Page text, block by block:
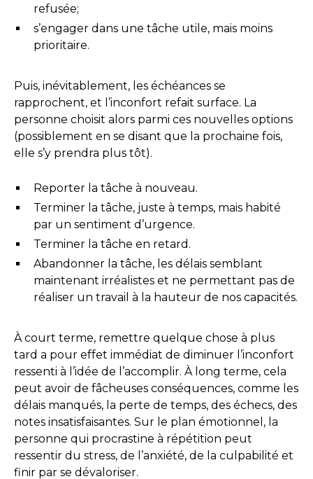
refusée;
s’engager dans une tâche utile, mais moins
prioritaire.
Puis, inévitablement, les échéances se
rapprochent, et l’inconfort refait surface. La
personne choisit alors parmi ces nouvelles options
(possiblement en se disant que la prochaine fois,
elle s’y prendra plus tôt).
Reporter la tâche à nouveau.
Terminer la tâche, juste à temps, mais habité
par un sentiment d’urgence.
Terminer la tâche en retard.
Abandonner la tâche, les délais semblant
maintenant irréalistes et ne permettant pas de
réaliser un travail à la hauteur de nos capacités.
À court terme, remettre quelque chose à plus
tard a pour effet immédiat de diminuer l’inconfort
ressenti à l’idée de l’accomplir. À long terme, cela
peut avoir de fâcheuses conséquences, comme les
délais manqués, la perte de temps, des échecs, des
notes insatisfaisantes. Sur le plan émotionnel, la
personne qui procrastine à répétition peut
ressentir du stress, de l’anxiété, de la culpabilité et
finir par se dévaloriser.